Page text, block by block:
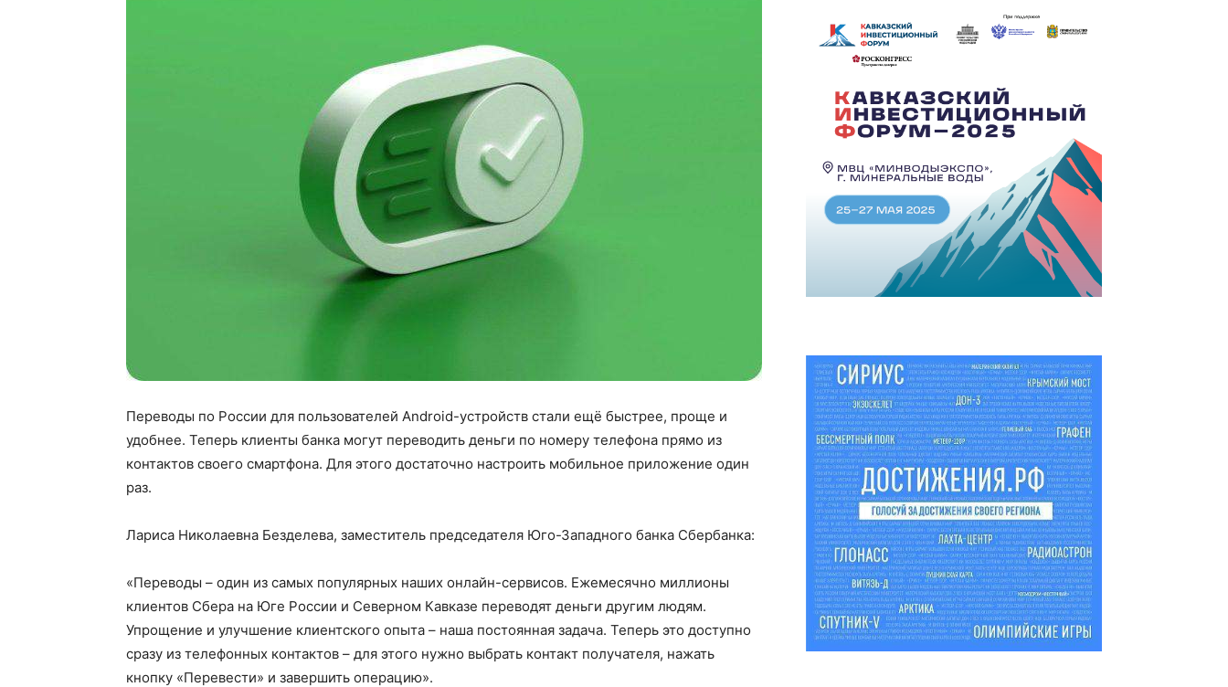
Переводы по России для пользователей Android-устройств стали ещё быстрее, проще и
удобнее. Теперь клиенты банка могут переводить деньги по номеру телефона прямо из
контактов своего смартфона. Для этого достаточно настроить мобильное приложение один
раз.
Лариса Николаевна Безделева, заместитель председателя Юго-Западного банка Сбербанка:
«Переводы – один из самых популярных наших онлайн-сервисов. Ежемесячно миллионы
клиентов Сбера на Юге России и Северном Кавказе переводят деньги другим людям.
Упрощение и улучшение клиентского опыта – наша постоянная задача. Теперь это доступно
сразу из телефонных контактов – для этого нужно выбрать контакт получателя, нажать
кнопку «Перевести» и завершить операцию».